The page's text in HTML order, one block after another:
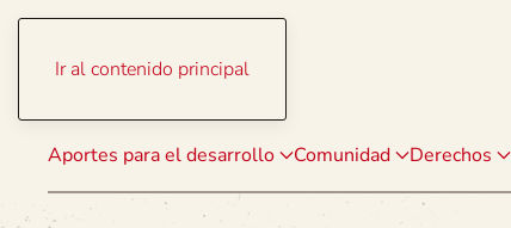
Ir al contenido principal
Aportes para el desarrollo Comunidad Derechos